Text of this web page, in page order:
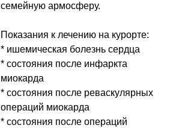
семейную армосферу.
Показания к лечению на курорте:
* ишемическая болезнь сердца
* состояния после инфаркта
миокарда
* состояния после реваскулярных
операций миокарда
* состояния после операций